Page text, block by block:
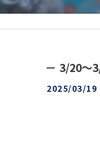
3/20〜
2025/03/19